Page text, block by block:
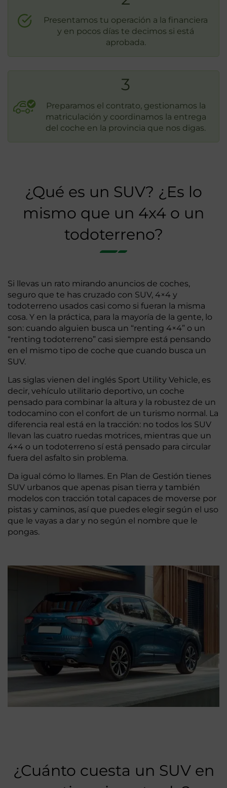
Presentamos tu operación a la financiera
y en pocos días te decimos si está
aprobada.
3
Preparamos el contrato, gestionamos la
matriculación y coordinamos la entrega
del coche en la provincia que nos digas.
¿Qué es un SUV? ¿Es lo
mismo que un 4x4 o un
todoterreno?
Si llevas un rato mirando anuncios de coches,
seguro que te has cruzado con SUV, 4×4 y
todoterreno usados casi como si fueran la misma
cosa. Y en la práctica, para la mayoría de la gente, lo
son: cuando alguien busca un “renting 4×4” o un
“renting todoterreno” casi siempre está pensando
en el mismo tipo de coche que cuando busca un
SUV.
Las siglas vienen del inglés Sport Utility Vehicle, es
decir, vehículo utilitario deportivo, un coche
pensado para combinar la altura y la robustez de un
todocamino con el confort de un turismo normal. La
diferencia real está en la tracción: no todos los SUV
llevan las cuatro ruedas motrices, mientras que un
4×4 o un todoterreno sí está pensado para circular
fuera del asfalto sin problema.
Da igual cómo lo llames. En Plan de Gestión tienes
SUV urbanos que apenas pisan tierra y también
modelos con tracción total capaces de moverse por
pistas y caminos, así que puedes elegir según el uso
que le vayas a dar y no según el nombre que le
pongas.
¿Cuánto cuesta un SUV en